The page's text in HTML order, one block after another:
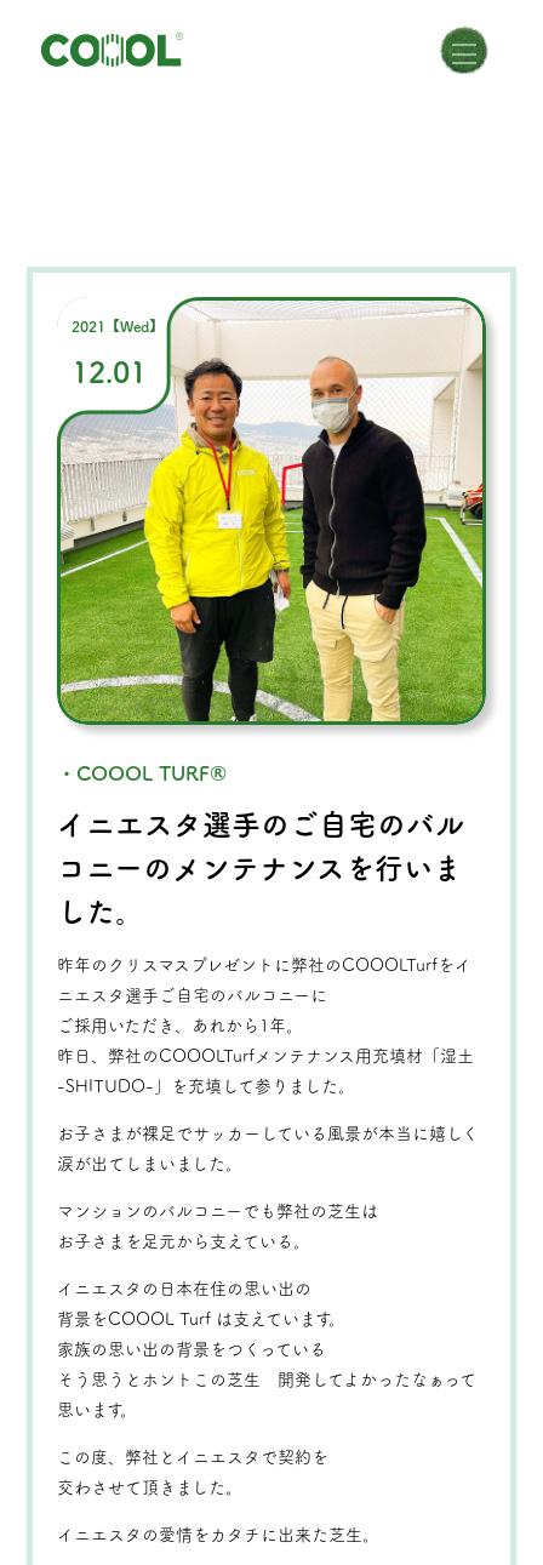
2021【Wed】
12.01
・COOOL TURF®
イニエスタ選手のご自宅のバル
コニーのメンテナンスを行いま
した。
昨年のクリスマスプレゼントに弊社のCOOOLTurfをイ
ニエスタ選手ご自宅のバルコニーに
ご採用いただき、あれから1年。
昨日、弊社のCOOOLTurfメンテナンス用充填材「湿土
-SHITUDO-」を充填して参りました。
お子さまが裸足でサッカーしている風景が本当に嬉しく
涙が出てしまいました。
マンションのバルコニーでも弊社の芝生は
お子さまを足元から支えている。
イニエスタの日本在住の思い出の
背景をCOOOL Turf は支えています。
家族の思い出の背景をつくっている
そう思うとホントこの芝生 開発してよかったなぁって
思います。
この度、弊社とイニエスタで契約を
交わさせて頂きました。
イニエスタの愛情をカタチに出来た芝生。